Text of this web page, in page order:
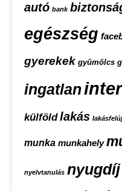
autó bank
egészség
gyerekek gyümölcs
ingatlan
külföld lakás
munka munkahely
nyelvtanulás nyugdíj